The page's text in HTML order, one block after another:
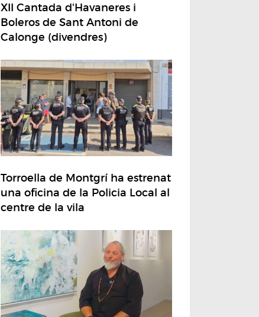
XII Cantada d'Havaneres i
Boleros de Sant Antoni de
Calonge (divendres)
Torroella de Montgrí ha estrenat
una oficina de la Policia Local al
centre de la vila